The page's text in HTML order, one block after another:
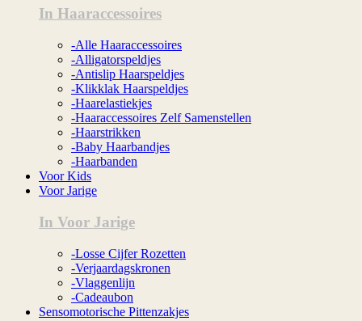
In Haaraccessoires
-Alle Haaraccessoires
-Alligatorspeldjes
-Antislip Haarspeldjes
-Klikklak Haarspeldjes
-Haarelastiekjes
-Haaraccessoires Zelf Samenstellen
-Haarstrikken
-Baby Haarbandjes
-Haarbanden
Voor Kids
Voor Jarige
In Voor Jarige
-Losse Cijfer Rozetten
-Verjaardagskronen
-Vlaggenlijn
-Cadeaubon
Sensomotorische Pittenzakjes